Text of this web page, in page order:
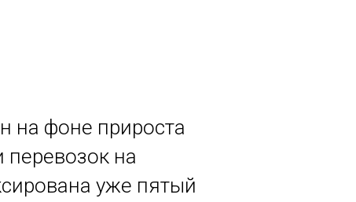
на фоне прироста
на
уже пятый